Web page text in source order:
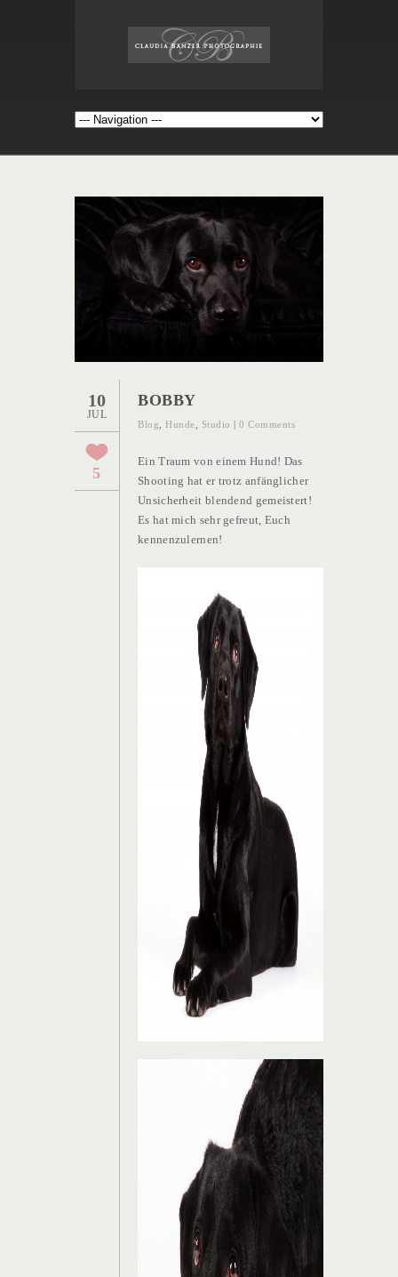
10
JUL
5
BOBBY
Blog, Hunde, Studio 0 Comments
Ein Traum von einem Hund! Das
Shooting hat er trotz anfänglicher
Unsicherheit blendend gemeistert!
Es hat mich sehr gefreut, Euch
kennenzulernen!